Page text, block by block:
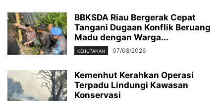
BBKSDA Riau Bergerak Cepat
Tangani Dugaan Konflik Beruang
Madu dengan Warga...
KEHUTANAN 07/08/2026
Kemenhut Kerahkan Operasi
Terpadu Lindungi Kawasan
Konservasi